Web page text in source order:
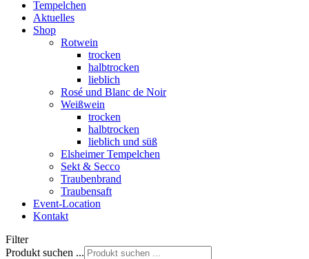
Tempelchen
Aktuelles
Shop
Rotwein
trocken
halbtrocken
lieblich
Rosé und Blanc de Noir
Weißwein
trocken
halbtrocken
lieblich und süß
Elsheimer Tempelchen
Sekt & Secco
Traubenbrand
Traubensaft
Event-Location
Kontakt
Filter
Produkt suchen ...